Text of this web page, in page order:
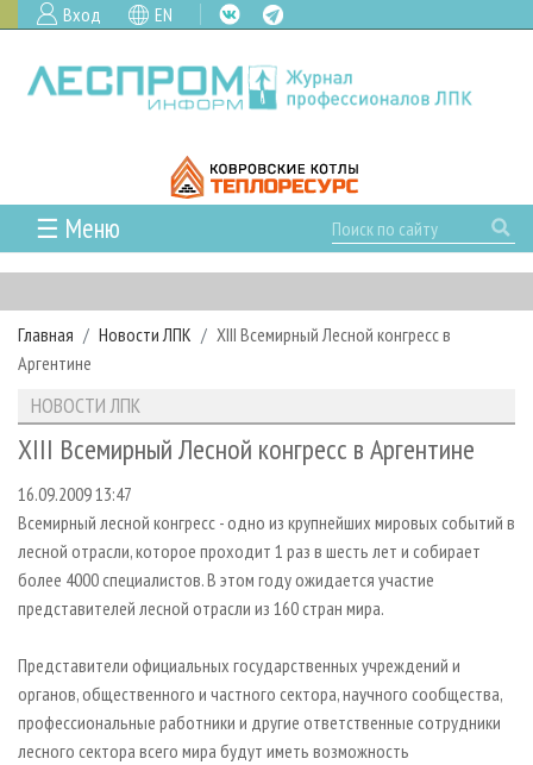
Вход EN
☰ Меню
ГЛАВНАЯ
РУБРИКИ И ТЕМЫ
РУБРИКИ ЖУРНАЛА
ЛЕСОЗАГОТОВКА
ЛЕСОПИЛЕНИЕ
ДЕРЕВООБРАБОТКА
СУШКА ДРЕВЕСИНЫ
ПРОИЗВОДСТВО ДРЕВЕСНЫХ ПЛИТ
ДЕРЕВЯННОЕ ДОМОСТРОЕНИЕ
ПРОИЗВОДСТВО МЕБЕЛИ
БИОЭНЕРГЕТИКА
ЦБП
НОВОСТИ
НОВОСТИ ЛПК
НОВОСТИ ЖУРНАЛА
НОВОСТИ КОМПАНИЙ
ПРОЕКТЫ ЛПИ
АНАЛИТИКА
ПРЕДПРИЯТИЯ ЛПК
ЛЕСНЫЕ РЕГИОНЫ РОССИИ
ПЕРСОНЫ
МОБИЛЬНЫЕ ВЫСТАВКИ
ПРИОРИТЕТНЫЕ ИНВЕСТПРОЕКТЫ
RUSSIAN FORESTRY REVIEW
ГАЗЕТА ЛЕСПРОМФОРУМ
АРХИВ
АРХИВ ЖУРНАЛОВ
СТАТЬИ
ПОДПИСКА
КОНТАКТЫ
РЕКЛАМОДАТЕЛЯМ
РЕКЛАМА
РЕКЛАМА НА САЙТЕ
Главная Новости ЛПК
XIII Всемирный Лесной конгресс в
Аргентине
НОВОСТИ ЛПК
XIII Всемирный Лесной конгресс в Аргентине
16.09.2009 13:47
Всемирный лесной конгресс - одно из крупнейших мировых событий в
лесной отрасли, которое проходит 1 раз в шесть лет и собирает
более 4000 специалистов. В этом году ожидается участие
представителей лесной отрасли из 160 стран мира.
Представители официальных государственных учреждений и
органов, общественного и частного сектора, научного сообщества,
профессиональные работники и другие ответственные сотрудники
лесного сектора всего мира будут иметь возможность